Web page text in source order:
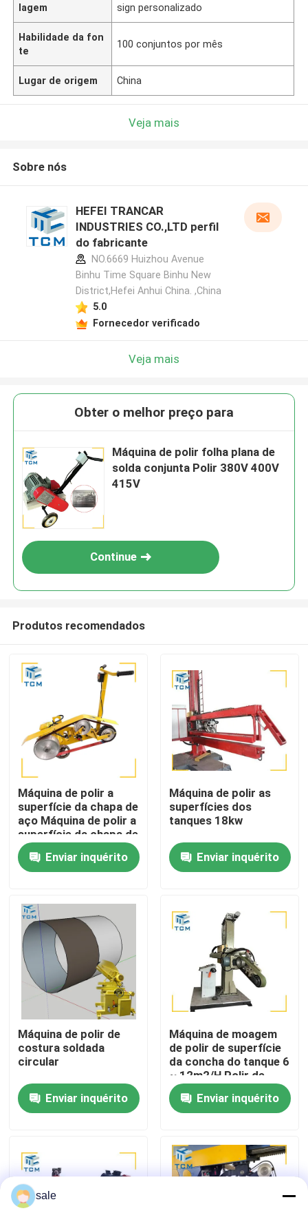
Para casa
Produtos
Sobre nós
Visita à fábrica
Controle de qualidade
Contacte-nos
Solicite um orçamento
Máquina de polimento de tanques
lagem
sign personalizado
Habilidade da fon
te
100 conjuntos por mês
Lugar de origem China
Veja mais
Sobre nós
HEFEI TRANCAR
INDUSTRIES CO.,LTD perfil
do fabricante
NO.6669 Huizhou Avenue
Binhu Time Square Binhu New
District,Hefei Anhui China. ,China
5.0
Fornecedor verificado
Veja mais
Obter o melhor preço para
Máquina de polir folha plana de
solda conjunta Polir 380V 400V
415V
Continue
Produtos recomendados
Máquina de polir a
superfície da chapa de
aço Máquina de polir a
superfície da chapa de
aço
Enviar inquérito
Máquina de polir as
superfícies dos
tanques 18kw
Enviar inquérito
Máquina de polir de
costura soldada
circular
Enviar inquérito
Máquina de moagem
de polir de superfície
da concha do tanque 6
~ 12m2/H Polir de
superfície plana
Enviar inquérito
sale